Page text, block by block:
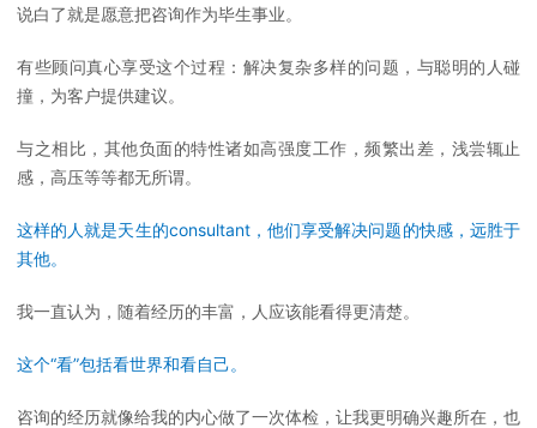
说白了就是愿意把咨询作为毕生事业。
有些顾问真心享受这个过程：解决复杂多样的问题，与聪明的人碰
撞，为客户提供建议。
与之相比，其他负面的特性诸如高强度工作，频繁出差，浅尝辄止
感，高压等等都无所谓。
这样的人就是天生的consultant，他们享受解决问题的快感，远胜于
其他。
我一直认为，随着经历的丰富，人应该能看得更清楚。
这个“看”包括看世界和看自己。
咨询的经历就像给我的内心做了一次体检，让我更明确兴趣所在，也